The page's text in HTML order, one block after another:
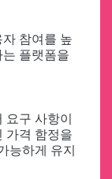
참여를 높
플랫폼을
구 사항이
가격 함정을
능하게 유지